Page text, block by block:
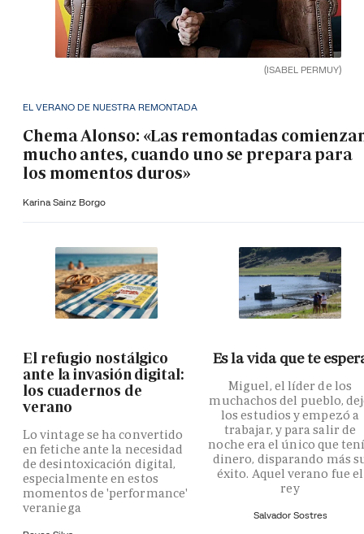
(ISABEL PERMUY)
EL VERANO DE NUESTRA REMONTADA
Chema Alonso: «Las remontadas
mucho antes, cuando uno se prepara para
los momentos duros»
Karina Sainz Borgo
El refugio nostálgico
ante la invasión digital:
los cuadernos de
verano
Lo vintage se ha convertido
en fetiche ante la necesidad
de desintoxicación digital,
especialmente en estos
momentos de 'performance'
veraniega
Es la vida que te
Miguel, el líder de los
muchachos del pueblo,
los estudios y empezó a
trabajar, y para salir de
noche era el único que
dinero, disparando más
éxito. Aquel verano fue el
rey
Salvador Sostres